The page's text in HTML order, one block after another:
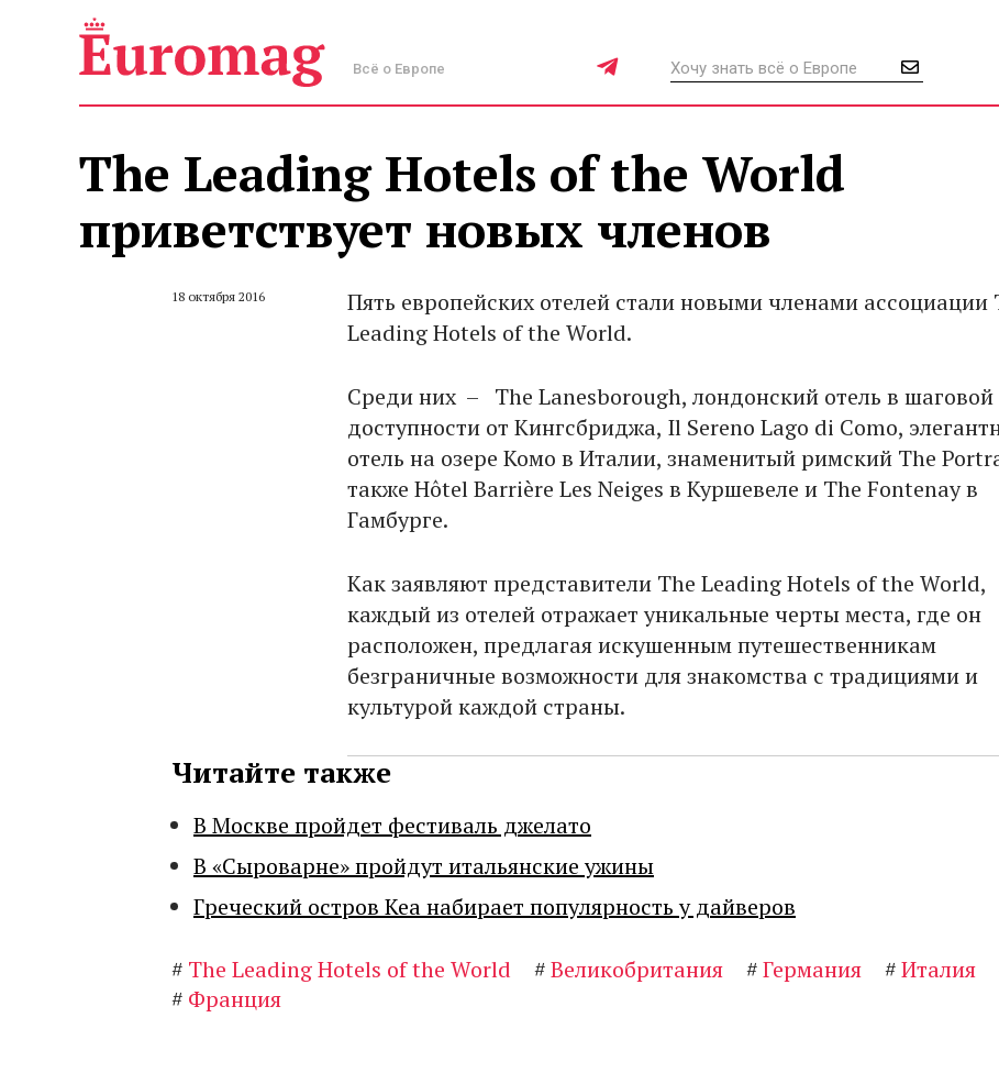
Всё о Европе
The Leading Hotels of the World
приветствует новых членов
18 октября 2016
Пять европейских отелей стали новыми членами ассоциации
Leading Hotels of the World.
Среди них – The Lanesborough, лондонский отель в шаговой
доступности от Кингсбриджа, Il Sereno Lago di Como,
отель на озере Комо в Италии, знаменитый римский The
также Hôtel Barrière Les Neiges в Куршевеле и The Fontenay в
Гамбурге.
Как заявляют представители The Leading Hotels of the World,
каждый из отелей отражает уникальные черты места, где он
расположен, предлагая искушенным путешественникам
безграничные возможности для знакомства с традициями и
культурой каждой страны.
Читайте также
В Москве пройдет фестиваль джелато
В «Сыроварне» пройдут итальянские ужины
Греческий остров Кеа набирает популярность у дайверов
# The Leading Hotels of the World #Великобритания #Германия #Италия
# Франция